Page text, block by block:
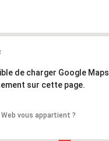
de charger Google Maps
sur cette page.
vous appartient ?